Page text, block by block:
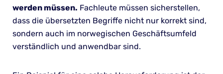
werden müssen. Fachleute müssen sicherstellen,
dass die übersetzten Begriffe nicht nur korrekt sind,
sondern auch im norwegischen Geschäftsumfeld
verständlich und anwendbar sind.